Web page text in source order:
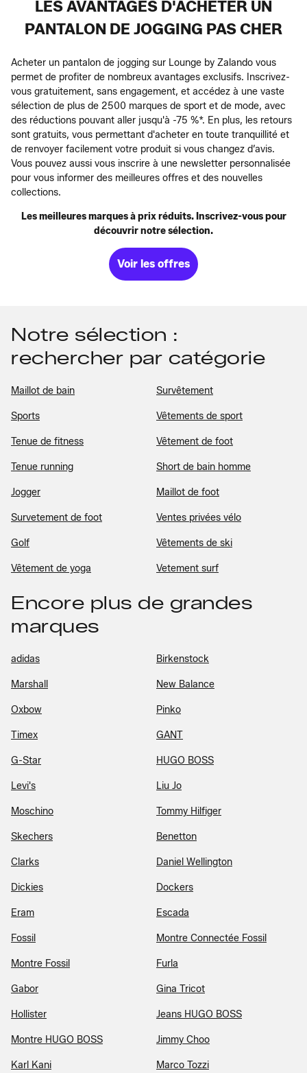
LES AVANTAGES D'ACHETER UN
PANTALON DE JOGGING PAS CHER
Acheter un pantalon de jogging sur Lounge by Zalando vous
permet de profiter de nombreux avantages exclusifs. Inscrivez-
vous gratuitement, sans engagement, et accédez à une vaste
sélection de plus de 2500 marques de sport et de mode, avec
des réductions pouvant aller jusqu'à -75 %*. En plus, les retours
sont gratuits, vous permettant d'acheter en toute tranquillité et
de renvoyer facilement votre produit si vous changez d’avis.
Vous pouvez aussi vous inscrire à une newsletter personnalisée
pour vous informer des meilleures offres et des nouvelles
collections.
Les meilleures marques à prix réduits. Inscrivez-vous pour
découvrir notre sélection.
Voir les offres
Notre sélection :
rechercher par catégorie
Maillot de bain Survêtement
Sports Vêtements de sport
Tenue de fitness Vêtement de foot
Tenue running Short de bain homme
Jogger Maillot de foot
Survetement de foot Ventes privées vélo
Golf Vêtements de ski
Vêtement de yoga Vetement surf
Encore plus de grandes
marques
adidas Birkenstock
Marshall New Balance
Oxbow Pinko
Timex GANT
G-Star HUGO BOSS
Levi's Liu Jo
Moschino Tommy Hilfiger
Skechers Benetton
Clarks Daniel Wellington
Dickies Dockers
Eram Escada
Fossil Montre Connectée Fossil
Montre Fossil Furla
Gabor Gina Tricot
Hollister Jeans HUGO BOSS
Montre HUGO BOSS Jimmy Choo
Karl Kani Marco Tozzi